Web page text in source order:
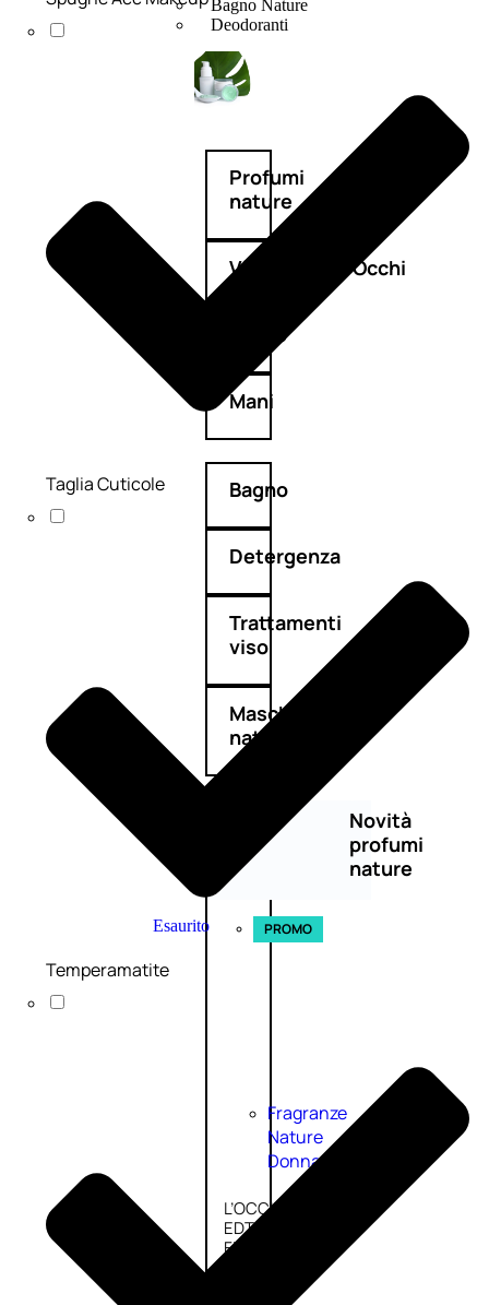
Bagno Nature
Deodoranti
Profumi
nature
Viso/Labbra/Occhi
Corpo
Mani
Bagno
Detergenza
Trattamenti
viso
Maschere
nature
Novità
profumi
nature
Esaurito PROMO
Fragranze
Nature
Donna
L’OCCITANE
EDT
FIORI
Taglia Cuticole
Temperamatite